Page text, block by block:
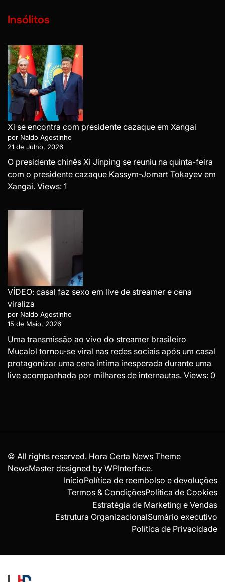
Insólitos
Xi se encontra com presidente cazaque em Xangai
por Naldo Agostinho
21 de Julho, 2026
O presidente chinês Xi Jinping se reuniu na quinta-feira
com o presidente cazaque Kassym-Jomart Tokayev em
Xangai. Views: 1
VÍDEO: casal faz sexo em live de streamer e cena
viraliza
por Naldo Agostinho
15 de Maio, 2026
Uma transmissão ao vivo do streamer brasileiro
Mucalol tornou-se viral nas redes sociais após um casal
protagonizar uma cena íntima inesperada durante uma
live acompanhada por milhares de internautas. Views: 0
© All rights reserved. Hora Certa News Theme
NewsMaster designed by WPInterface.
InícioPolítica de reembolso e devoluções
Termos & CondiçõesPolítica de Cookies
Estratégia de Marketing e Vendas
Estrutura OrganizacionalSumário executivo
Política de Privacidade